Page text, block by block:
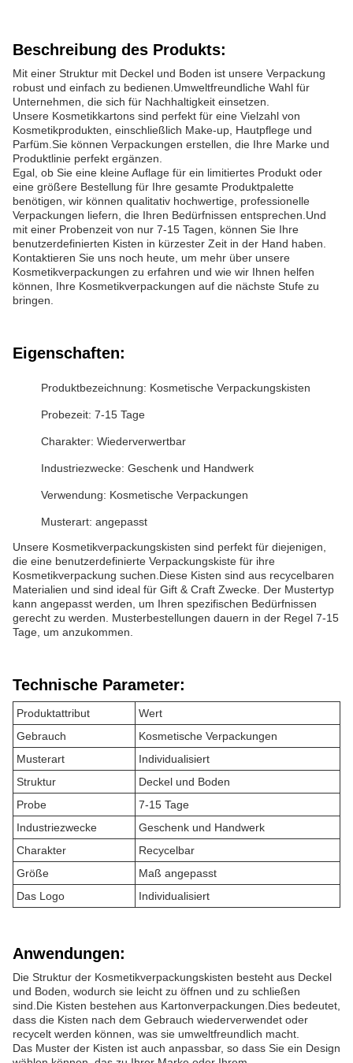
Beschreibung des Produkts:
Mit einer Struktur mit Deckel und Boden ist unsere Verpackung
robust und einfach zu bedienen.Umweltfreundliche Wahl für
Unternehmen, die sich für Nachhaltigkeit einsetzen.
Unsere Kosmetikkartons sind perfekt für eine Vielzahl von
Kosmetikprodukten, einschließlich Make-up, Hautpflege und
Parfüm.Sie können Verpackungen erstellen, die Ihre Marke und
Produktlinie perfekt ergänzen.
Egal, ob Sie eine kleine Auflage für ein limitiertes Produkt oder
eine größere Bestellung für Ihre gesamte Produktpalette
benötigen, wir können qualitativ hochwertige, professionelle
Verpackungen liefern, die Ihren Bedürfnissen entsprechen.Und
mit einer Probenzeit von nur 7-15 Tagen, können Sie Ihre
benutzerdefinierten Kisten in kürzester Zeit in der Hand haben.
Kontaktieren Sie uns noch heute, um mehr über unsere
Kosmetikverpackungen zu erfahren und wie wir Ihnen helfen
können, Ihre Kosmetikverpackungen auf die nächste Stufe zu
bringen.
Eigenschaften:
Produktbezeichnung: Kosmetische Verpackungskisten
Probezeit: 7-15 Tage
Charakter: Wiederverwertbar
Industriezwecke: Geschenk und Handwerk
Verwendung: Kosmetische Verpackungen
Musterart: angepasst
Unsere Kosmetikverpackungskisten sind perfekt für diejenigen,
die eine benutzerdefinierte Verpackungskiste für ihre
Kosmetikverpackung suchen.Diese Kisten sind aus recycelbaren
Materialien und sind ideal für Gift & Craft Zwecke. Der Mustertyp
kann angepasst werden, um Ihren spezifischen Bedürfnissen
gerecht zu werden. Musterbestellungen dauern in der Regel 7-15
Tage, um anzukommen.
Technische Parameter:
Produktattribut
Wert
Gebrauch
Kosmetische Verpackungen
Musterart
Individualisiert
Struktur
Deckel und Boden
Probe
7-15 Tage
Industriezwecke
Geschenk und Handwerk
Charakter
Recycelbar
Größe
Maß angepasst
Das Logo
Individualisiert
Anwendungen:
Die Struktur der Kosmetikverpackungskisten besteht aus Deckel
und Boden, wodurch sie leicht zu öffnen und zu schließen
sind.Die Kisten bestehen aus Kartonverpackungen.Dies bedeutet,
dass die Kisten nach dem Gebrauch wiederverwendet oder
recycelt werden können, was sie umweltfreundlich macht.
Das Muster der Kisten ist auch anpassbar, so dass Sie ein Design